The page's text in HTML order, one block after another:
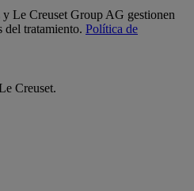
Le Creuset Group AG gestionen
del tratamiento. Política de
Creuset.